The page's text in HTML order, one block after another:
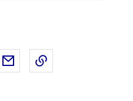
X sur LinkedIn
Partager par email